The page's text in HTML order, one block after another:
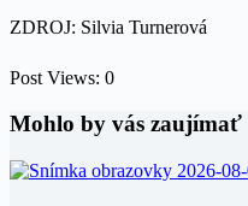
ZDROJ: Silvia Turnerová
Post Views: 0
Mohlo by vás zaujímať